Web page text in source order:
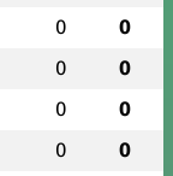
0 0
0 0
0 0
0 0